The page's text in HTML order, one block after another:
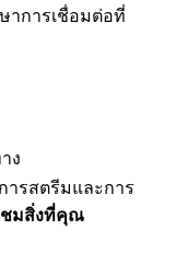
าการเชื่อมต่อที่
ง
ารสตรีมและการ
มสิ่งที่คุณ